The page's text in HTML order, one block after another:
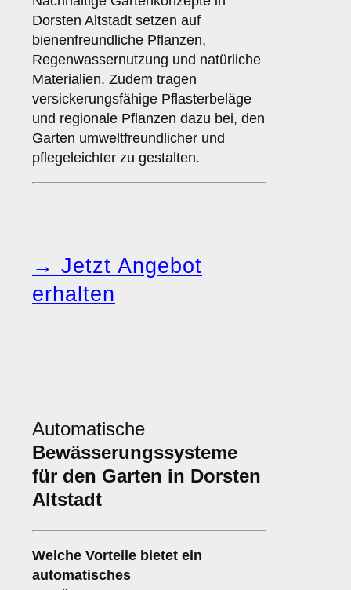
Dorsten Altstadt setzen auf
bienenfreundliche Pflanzen,
Regenwassernutzung und natürliche
Materialien. Zudem tragen
versickerungsfähige Pflasterbeläge
und regionale Pflanzen dazu bei, den
Garten umweltfreundlicher und
pflegeleichter zu gestalten.
→ Jetzt Angebot
erhalten
Automatische
Bewässerungssysteme
für den Garten in Dorsten
Altstadt
Welche Vorteile bietet ein
automatisches